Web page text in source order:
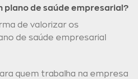
plano de saúde empresarial?
de valorizar os
de saúde empresarial
quem trabalha na empresa